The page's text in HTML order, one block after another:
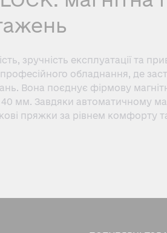
зручність експлуатації та
обладнання, де
Вона поєднує фірмову
мм. Завдяки автоматичному
пряжки за рівнем комфорту